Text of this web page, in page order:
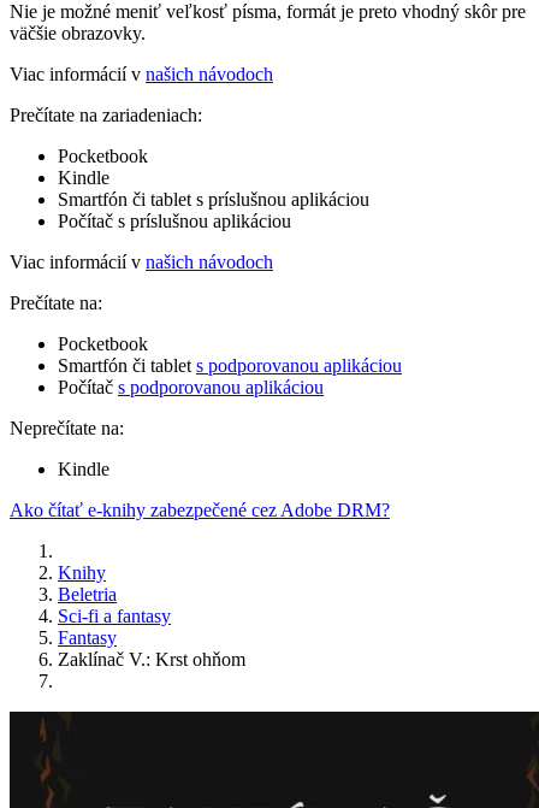
Nie je možné meniť veľkosť písma, formát je preto vhodný skôr pre
väčšie obrazovky.
Viac informácií v našich návodoch
Prečítate na zariadeniach:
Pocketbook
Kindle
Smartfón či tablet s príslušnou aplikáciou
Počítač s príslušnou aplikáciou
Viac informácií v našich návodoch
Prečítate na:
Pocketbook
Smartfón či tablet s podporovanou aplikáciou
Počítač s podporovanou aplikáciou
Neprečítate na:
Kindle
Ako čítať e-knihy zabezpečené cez Adobe DRM?
Knihy
Beletria
Sci-fi a fantasy
Fantasy
Zaklínač V.: Krst ohňom